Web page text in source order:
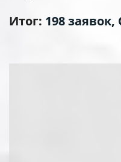
Итог: 198 заявок,